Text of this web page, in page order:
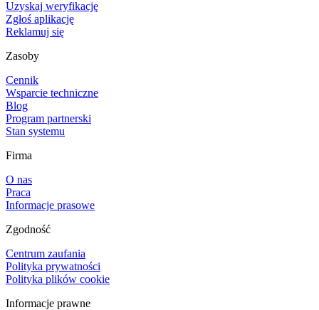
Uzyskaj weryfikację
Zgłoś aplikację
Reklamuj się
Zasoby
Cennik
Wsparcie techniczne
Blog
Program partnerski
Stan systemu
Firma
O nas
Praca
Informacje prasowe
Zgodność
Centrum zaufania
Polityka prywatności
Polityka plików cookie
Informacje prawne